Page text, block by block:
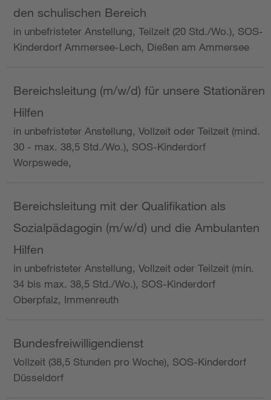
den schulischen Bereich
in unbefristeter Anstellung, Teilzeit (20 Std./Wo.), SOS-
Kinderdorf Ammersee-Lech, Dießen am Ammersee
Bereichsleitung (m/w/d) für unsere Stationären
Hilfen
in unbefristeter Anstellung, Vollzeit oder Teilzeit (mind.
30 - max. 38,5 Std./Wo.), SOS-Kinderdorf
Worpswede,
Bereichsleitung mit der Qualifikation als
Sozialpädagogin (m/w/d) und die Ambulanten
Hilfen
in unbefristeter Anstellung, Vollzeit oder Teilzeit (min.
34 bis max. 38,5 Std./Wo.), SOS-Kinderdorf
Oberpfalz, Immenreuth
Bundesfreiwilligendienst
Vollzeit (38,5 Stunden pro Woche), SOS-Kinderdorf
Düsseldorf